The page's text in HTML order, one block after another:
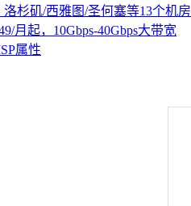
杉矶/西雅图/圣何塞等13个机房
月起，10Gbps-40Gbps大带宽
属性